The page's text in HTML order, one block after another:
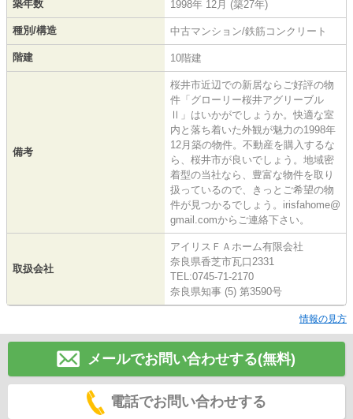
築年数 1998年 12月 (築27年)
種別/構造 中古マンション/鉄筋コンクリート
階建 10階建
備考
桜井市近辺での新居ならご好評の物
件「グローリー桜井アグリーブル
Ⅱ」はいかがでしょうか。快適な室
内と落ち着いた外観が魅力の1998年
12月築の物件。不動産を購入するな
ら、桜井市が良いでしょう。地域密
着型の当社なら、豊富な物件を取り
扱っているので、きっとご希望の物
件が見つかるでしょう。irisfahome@
gmail.comからご連絡下さい。
取扱会社
アイリスＦＡホーム有限会社
奈良県香芝市瓦口2331
TEL:0745-71-2170
奈良県知事 (5) 第3590号
情報の見方
メールでお問い合わせする(無料)
電話でお問い合わせする